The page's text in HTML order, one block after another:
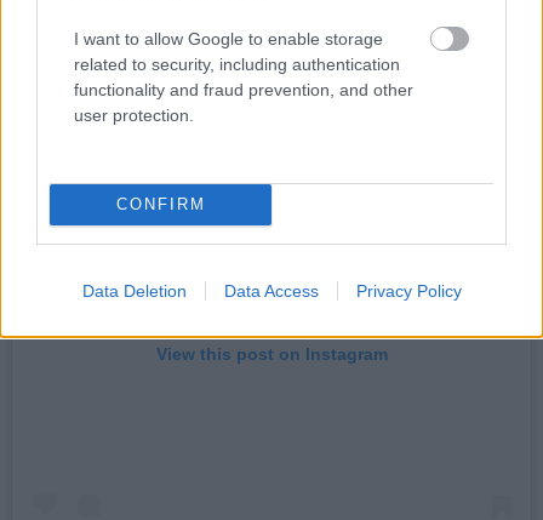
I want to allow Google to enable storage
related to security, including authentication
functionality and fraud prevention, and other
user protection.
CONFIRM
Data Deletion Data Access Privacy Policy
View this post on Instagram